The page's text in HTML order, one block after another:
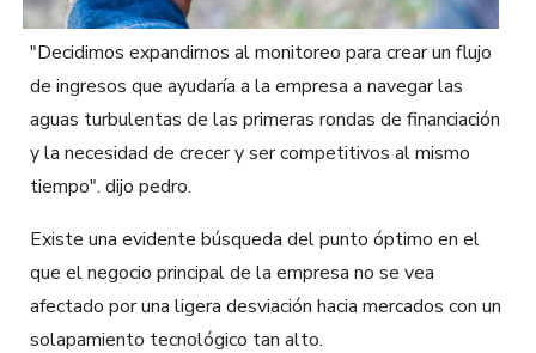
"Decidimos expandirnos al monitoreo para crear un flujo
de ingresos que ayudaría a la empresa a navegar las
aguas turbulentas de las primeras rondas de financiación
y la necesidad de crecer y ser competitivos al mismo
tiempo". dijo pedro.
Existe una evidente búsqueda del punto óptimo en el
que el negocio principal de la empresa no se vea
afectado por una ligera desviación hacia mercados con un
solapamiento tecnológico tan alto.